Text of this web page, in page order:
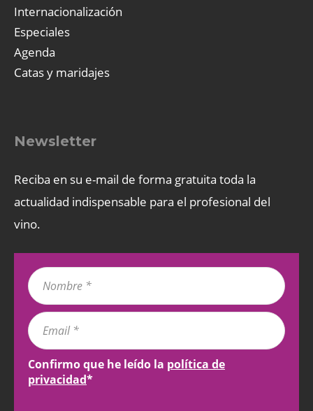
Internacionalización
Especiales
Agenda
Catas y maridajes
Newsletter
Reciba en su e-mail de forma gratuita toda la
actualidad indispensable para el profesional del
vino.
Confirmo que he leído la política de
privacidad*